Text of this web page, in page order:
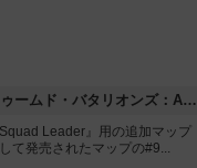
ドゥームド・バタリオンズ：ASLモジュール11
Squad Leader』用の追加マップ
て発売されたマップの#9...